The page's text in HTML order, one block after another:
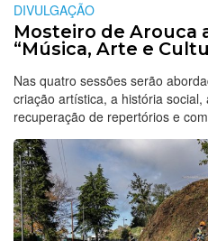
DIVULGAÇÃO
Mosteiro de Arouca
“Música, Arte e
Nas quatro sessões serão
criação artística, a história
recuperação de repertórios e